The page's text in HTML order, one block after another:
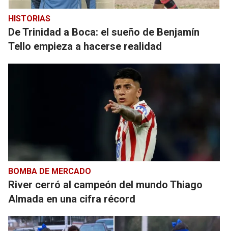
HISTORIAS
De Trinidad a Boca: el sueño de Benjamín
Tello empieza a hacerse realidad
BOMBA DE MERCADO
River cerró al campeón del mundo Thiago
Almada en una cifra récord